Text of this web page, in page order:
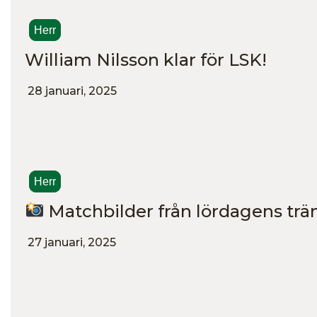
Herr
William Nilsson klar för LSK!
28 januari, 2025
Herr
Matchbilder från lördagens
27 januari, 2025